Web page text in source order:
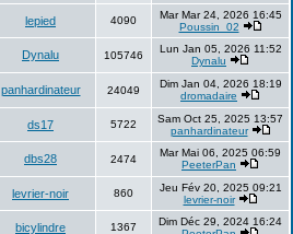
lepied 4090
Mar Mar 24, 2026 16:45
Poussin_02
Dynalu 105746
Lun Jan 05, 2026 11:52
Dynalu
panhardinateur 24049
Dim Jan 04, 2026 18:19
dromadaire
ds17 5722
Sam Oct 25, 2025 13:57
panhardinateur
dbs28 2474
Mar Mai 06, 2025 06:59
PeeterPan
levrier-noir 860
Jeu Fév 20, 2025 09:21
levrier-noir
bicylindre 1367
Dim Déc 29, 2024 16:24